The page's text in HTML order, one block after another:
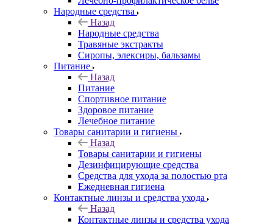
Народные средства
Назад
Народные средства
Травяные экстракты
Сиропы, элексиры, бальзамы
Питание
Назад
Питание
Спортивное питание
Здоровое питание
Лечебное питание
Товары санитарии и гигиены
Назад
Товары санитарии и гигиены
Дезинфицирующие средства
Средства для ухода за полостью рта
Ежедневная гигиена
Контактные линзы и средства ухода
Назад
Контактные линзы и средства ухода